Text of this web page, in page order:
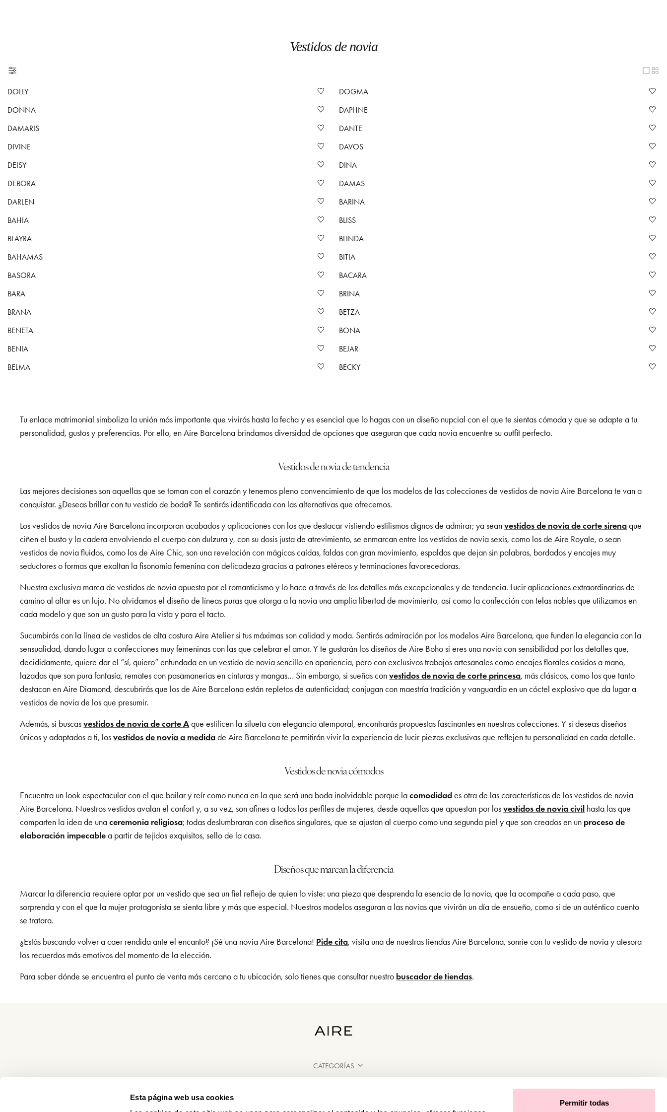
Esta página web usa cookies
Permitir todas
Vestidos de novia
DOLLY
DOGMA
DONNA
DAPHNE
DAMARIS
DANTE
DIVINE
DAVOS
DEISY
DINA
DEBORA
DAMAS
DARLEN
BARINA
BAHIA
BLISS
BLAYRA
BLINDA
BAHAMAS
BITIA
BASORA
BACARA
BARA
BRINA
BRANA
BETZA
BENETA
BONA
BENIA
BEJAR
BELMA
BECKY
Tu enlace matrimonial simboliza la unión más importante que vivirás hasta la fecha y es esencial que lo hagas con un diseño nupcial con el que te sientas cómoda y que se adapte a tu
personalidad, gustos y preferencias. Por ello, en Aire Barcelona brindamos diversidad de opciones que aseguran que cada novia encuentre su outfit perfecto.
Vestidos de novia de tendencia
Las mejores decisiones son aquellas que se toman con el corazón y tenemos pleno convencimiento de que los modelos de las colecciones de vestidos de novia Aire Barcelona te van a
conquistar. ¿Deseas brillar con tu vestido de boda? Te sentirás identificada con las alternativas que ofrecemos.
Los vestidos de novia Aire Barcelona incorporan acabados y aplicaciones con los que destacar vistiendo estilismos dignos de admirar; ya seanvestidos de novia de corte sirenaque
ciñen el busto y la cadera envolviendo el cuerpo con dulzura y, con su dosis justa de atrevimiento, se enmarcan entre los vestidos de novia sexis, como los de Aire Royale, o sean
vestidos de novia fluidos, como los de Aire Chic, son una revelación con mágicas caídas, faldas con gran movimiento, espaldas que dejan sin palabras, bordados y encajes muy
seductores o formas que exaltan la fisonomía femenina con delicadeza gracias a patrones etéreos y terminaciones favorecedoras.
Nuestra exclusiva marca de vestidos de novia apuesta por el romanticismo y lo hace a través de los detalles más excepcionales y de tendencia. Lucir aplicaciones extraordinarias de
camino al altar es un lujo. No olvidamos el diseño de líneas puras que otorga a la novia una amplia libertad de movimiento, así como la confección con telas nobles que utilizamos en
cada modelo y que son un gusto para la vista y para el tacto.
Sucumbirás con la línea de vestidos de alta costura Aire Atelier si tus máximas son calidad y moda. Sentirás admiración por los modelos Aire Barcelona, que funden la elegancia con la
sensualidad, dando lugar a confecciones muy femeninas con las que celebrar el amor. Y te gustarán los diseños de Aire Boho si eres una novia con sensibilidad por los detalles que,
decididamente, quiere dar el “sí, quiero” enfundada en un vestido de novia sencillo en apariencia, pero con exclusivos trabajos artesanales como encajes florales cosidos a mano,
lazadas que son pura fantasía, remates con pasamanerías en cinturas y mangas… Sin embargo, si sueñas convestidos de novia de corte princesa, más clásicos, como los que tanto
destacan en Aire Diamond, descubrirás que los de Aire Barcelona están repletos de autenticidad; conjugan con maestría tradición y vanguardia en un cóctel explosivo que da lugar a
vestidos de novia de los que presumir.
Además, si buscasvestidos de novia de corte Aque estilicen la silueta con elegancia atemporal, encontrarás propuestas fascinantes en nuestras colecciones. Y si deseas diseños
únicos y adaptados a ti, losvestidos de novia a medidade Aire Barcelona te permitirán vivir la experiencia de lucir piezas exclusivas que reflejen tu personalidad en cada detalle.
Vestidos de novia cómodos
Encuentra un look espectacular con el que bailar y reír como nunca en la que será una boda inolvidable porque lacomodidades otra de las características de los vestidos de novia
Aire Barcelona. Nuestros vestidos avalan el confort y, a su vez, son afines a todos los perfiles de mujeres, desde aquellas que apuestan por losvestidos de novia civil hasta las que
comparten la idea de unaceremonia religiosa; todas deslumbraran con diseños singulares, que se ajustan al cuerpo como una segunda piel y que son creados en un proceso de
elaboración impecablea partir de tejidos exquisitos, sello de la casa.
Diseños que marcan la diferencia
Marcar la diferencia requiere optar por un vestido que sea un fiel reflejo de quien lo viste: una pieza que desprenda la esencia de la novia, que la acompañe a cada paso, que
sorprenda y con el que la mujer protagonista se sienta libre y más que especial. Nuestros modelos aseguran a las novias que vivirán un día de ensueño, como si de un auténtico cuento
se tratara.
¿Estás buscando volver a caer rendida ante el encanto? ¡Sé una novia Aire Barcelona! Pide cita, visita una de nuestras tiendas Aire Barcelona, sonríe con tu vestido de novia y atesora
los recuerdos más emotivos del momento de la elección.
Para saber dónde se encuentra el punto de venta más cercano a tu ubicación, solo tienes que consultar nuestro buscador de tiendas.
CATEGORÍAS